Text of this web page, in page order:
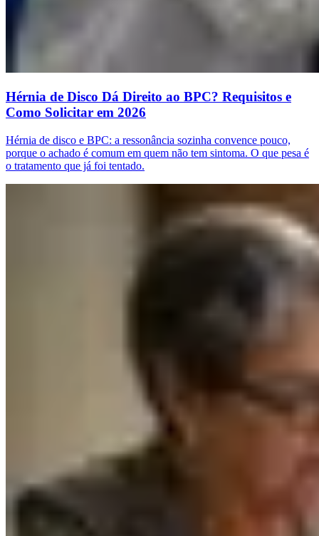
Hérnia de Disco Dá Direito ao BPC? Requisitos e
Como Solicitar em 2026
Hérnia de disco e BPC: a ressonância sozinha convence pouco,
porque o achado é comum em quem não tem sintoma. O que pesa é
o tratamento que já foi tentado.